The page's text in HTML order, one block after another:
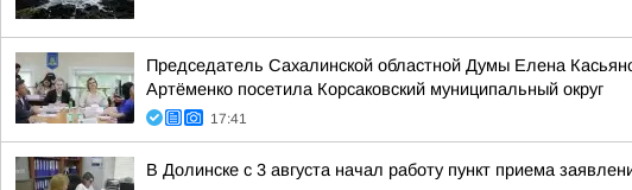
Председатель Сахалинской областной Думы Елена
Артёменко посетила Корсаковский муниципальный округ
17:41
В Долинске с 3 августа начал работу пункт приема